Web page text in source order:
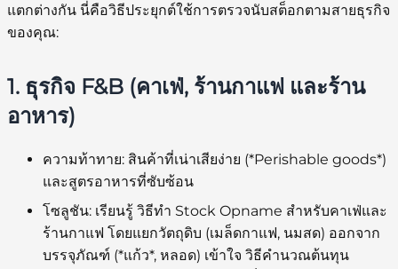
แตกต่างกัน นี่คือวิธีประยุกต์ใช้การตรวจนับสต็อกตามสายธุรกิจ
ของคุณ:
1. ธุรกิจ F&B (คาเฟ่, ร้านกาแฟ และร้าน
อาหาร)
ความท้าทาย: สินค้าที่เน่าเสียง่าย (*Perishable goods*)
และสูตรอาหารที่ซับซ้อน
โซลูชัน: เรียนรู้ วิธีทำ Stock Opname สำหรับคาเฟ่และ
ร้านกาแฟ โดยแยกวัตถุดิบ (เมล็ดกาแฟ, นมสด) ออกจาก
บรรจุภัณฑ์ (*แก้ว*, หลอด) เข้าใจ วิธีคำนวณต้นทุน